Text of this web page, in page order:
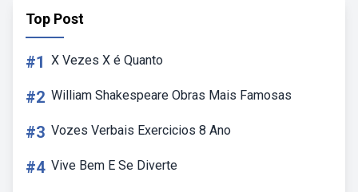
Top Post
#1 X Vezes X é Quanto
#2 William Shakespeare Obras Mais Famosas
#3 Vozes Verbais Exercicios 8 Ano
#4 Vive Bem E Se Diverte